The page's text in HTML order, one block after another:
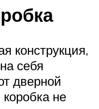
конструкция,
себя
дверной
не